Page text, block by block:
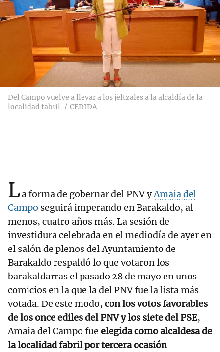
Del Campo vuelve a llevar a los jeltzales a la alcaldía de la
localidad fabril
CEDIDA
La forma de gobernar del PNV yAmaia del
Campo seguirá imperando en Barakaldo, al
menos, cuatro años más. La sesión de
investidura celebrada en el mediodía de ayer en
el salón de plenos del Ayuntamiento de
Barakaldo respaldó lo que votaron los
barakaldarras el pasado 28 de mayo en unos
comicios en la que la del PNV fue la lista más
votada. De este modo, con los votos favorables
de los once ediles del PNV y los siete del PSE,
Amaia del Campo fue elegida como alcaldesa de
la localidad fabril por tercera ocasión